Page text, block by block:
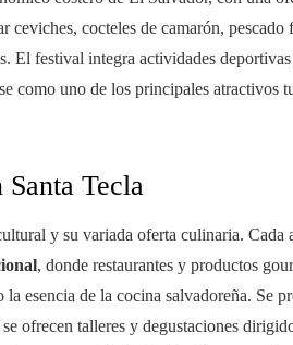
ceviches, cocteles de camarón,
El festival integra actividades
como uno de los principales atractivos
Tecla
y su variada oferta culinaria. Cada
, donde restaurantes y productos
esencia de la cocina salvadoreña. Se
ofrecen talleres y degustaciones